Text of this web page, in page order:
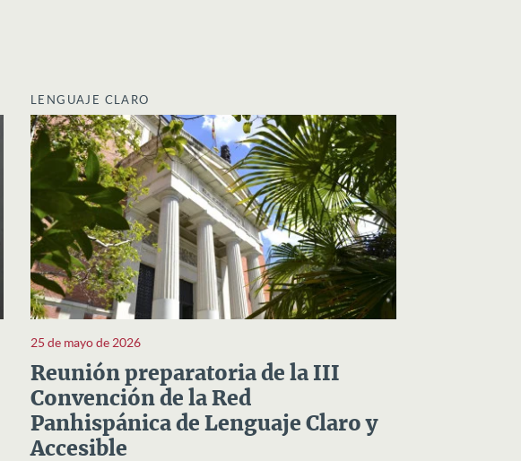
LENGUAJE CLARO
25 de mayo de 2026
Reunión preparatoria de la III
Convención de la Red
Panhispánica de Lenguaje Claro y
Accesible